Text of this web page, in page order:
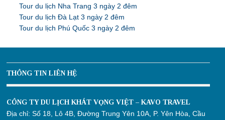
Tour du lịch Nha Trang 3 ngày 2 đêm
Tour du lịch Đà Lạt 3 ngày 2 đêm
Tour du lịch Phú Quốc 3 ngày 2 đêm
THÔNG TIN LIÊN HỆ
CÔNG TY DU LỊCH KHÁT VỌNG VIỆT – KAVO TRAVEL
Địa chỉ:Số 18, Lô 4B, Đường Trung Yên 10A, P. Yên Hòa, Cầu